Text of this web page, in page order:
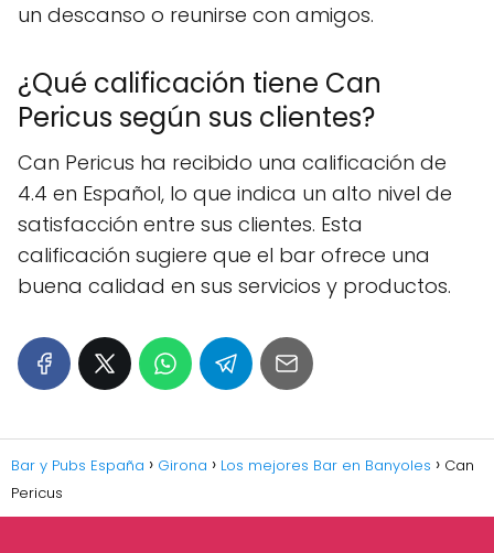
un descanso o reunirse con amigos.
¿Qué calificación tiene Can
Pericus según sus clientes?
Can Pericus ha recibido una calificación de
4.4 en Español, lo que indica un alto nivel de
satisfacción entre sus clientes. Esta
calificación sugiere que el bar ofrece una
buena calidad en sus servicios y productos.
Bar y Pubs España Girona Los mejores Bar en Banyoles
Can
Pericus